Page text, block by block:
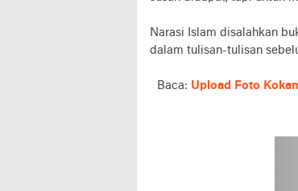
Narasi Islam disalahkan
dalam tulisan-tulisan
Baca: Upload Foto